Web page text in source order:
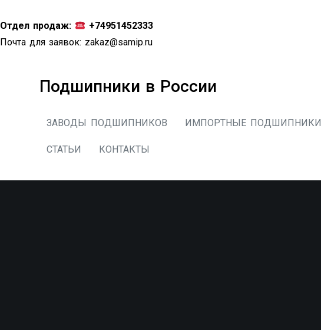
к
содержимому
Отдел продаж:
+74951452333
Почта для заявок: zakaz@samip.ru
Подшипники в России
ЗАВОДЫ ПОДШИПНИКОВ ИМПОРТНЫЕ ПОДШИПНИКИ
СТАТЬИ КОНТАКТЫ